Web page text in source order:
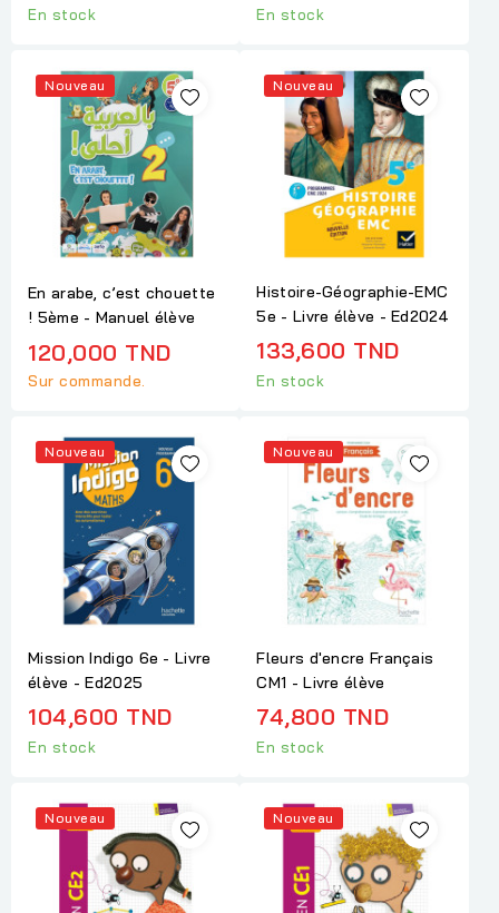
En stock En stock
Nouveau
En arabe, c’est chouette
! 5ème - Manuel élève
120,000 TND
Sur commande.
Nouveau
Histoire-Géographie-EMC
5e - Livre élève - Ed2024
133,600 TND
En stock
Nouveau
Mission Indigo 6e - Livre
élève - Ed2025
104,600 TND
En stock
Nouveau
Fleurs d'encre Français
CM1 - Livre élève
74,800 TND
En stock
Nouveau Nouveau